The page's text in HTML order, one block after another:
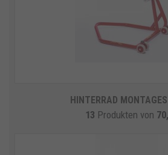
HINTERRAD
13 Produkten von